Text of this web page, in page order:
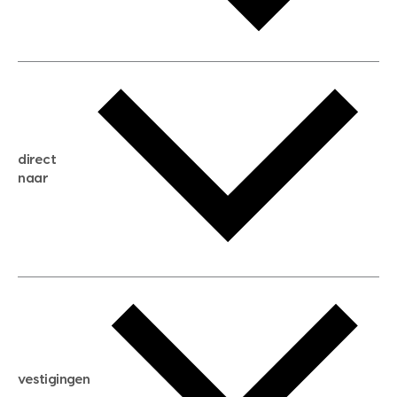
gratis zoekservice
huis verkopen
huis kopen
aankoopadvies
verkoopadvies
hypotheekadvies
direct
naar
hypotheek berekenen
maximale hypotheek berekenen
hypotheek bespaarcheck
vestigingen